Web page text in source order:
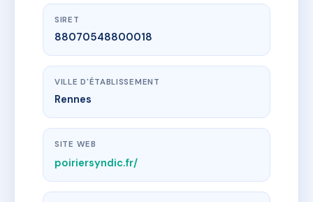
SIRET
88070548800018
VILLE D'ÉTABLISSEMENT
Rennes
SITE WEB
poiriersyndic.fr/